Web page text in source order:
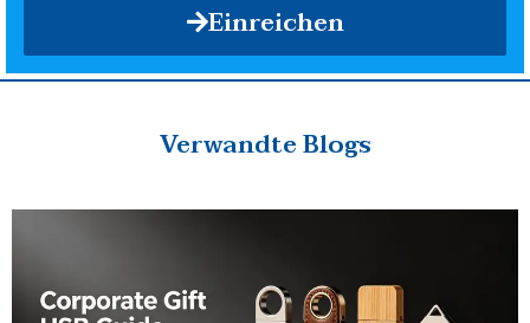
Einreichen
Verwandte Blogs